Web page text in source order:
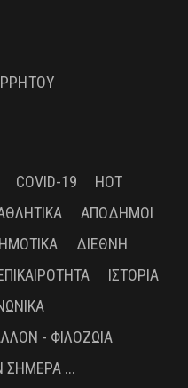
COVID-19
HOT
ΑΠΌΔΗΜΟΙ
ΔΙΕΘΝΉ
ΙΣΤΟΡΊΑ
- ΦΙΛΟΖΩΊΑ
ΣΉΜΕΡΑ ...